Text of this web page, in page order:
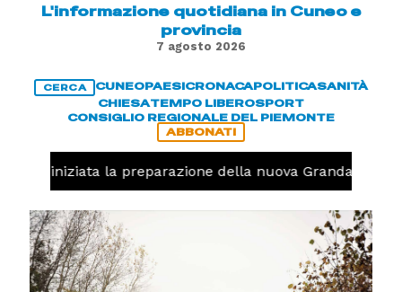
L'informazione quotidiana in Cuneo e
provincia
7 agosto 2026
CERCA CUNEOPAESICRONACAPOLITICASANITÀ
CHIESATEMPO LIBEROSPORT
CONSIGLIO REGIONALE DEL PIEMONTE
ABBONATI
iniziata la preparazione della nuova Granda Volley